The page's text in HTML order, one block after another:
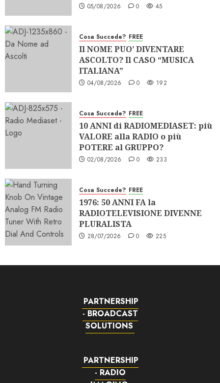
05/08/2026 0 45
Cosa Succede? FREE
Il NOME PUO’ DIVENTARE
ASCOLTO? Il CASO “MUSICA
ITALIANA”
04/08/2026 0 192
Cosa Succede? FREE
10 ANNI di RADIOMEDIASET: più
VALORE alla RADIO o più
POTERE al GRUPPO?
02/08/2026 0 233
Cosa Succede? FREE
1976: 50 ANNI FA la
RADIOTELEVISIONE DIVENNE
PLURALISTA
28/07/2026 0 225
PARTNERSHIP
- BROADCAST
SOLUTIONS
PARTNERSHIP
- RADIO